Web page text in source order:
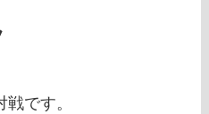
です。